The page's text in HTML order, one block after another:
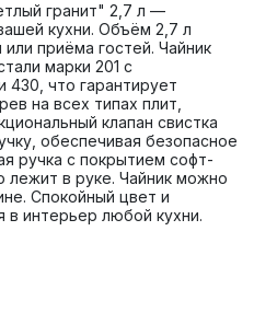
гранит" 2,7 л —
кухни. Объём 2,7 л
приёма гостей. Чайник
марки 201 с
430, что гарантирует
на всех типах плит,
клапан свистка
обеспечивая безопасное
ручка с покрытием софт-
лежит в руке. Чайник можно
Спокойный цвет и
в интерьер любой кухни.